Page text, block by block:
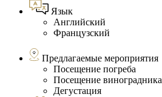
Язык
Английский
Французский
Предлагаемые мероприятия
Посещение погреба
Посещение виноградника
Дегустация